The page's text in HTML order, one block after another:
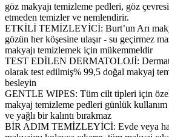
göz makyajı temizleme pedleri, göz
etmeden temizler ve nemlendirir.
ETKİLİ TEMİZLEYİCİ: Burt’un Arı
gözün her köşesine ulaşır - su geçirmez
makyajı temizlemek için mükemmeldir
TEST EDİLEN DERMATOLOJİ:
olarak test edilmiş% 99,5 doğal makyaj
besleyin
GENTLE WIPES: Tüm cilt tipleri için
makyaj temizleme pedleri günlük
ve yağlı bir kalıntı bırakmaz
BİR ADIM TEMİZLEYİCİ: Evde veya